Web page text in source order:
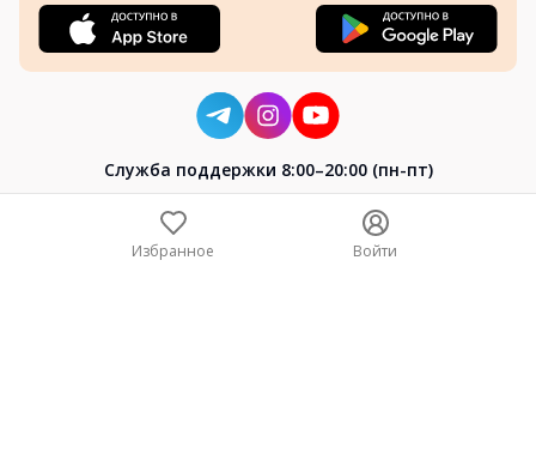
Cлужба поддержки 8:00–20:00 (пн-пт)
Избранное Войти